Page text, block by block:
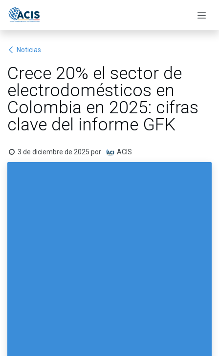
Noticias
Crece 20% el sector de
electrodomésticos en
Colombia en 2025: cifras
clave del informe GFK
3 de diciembre de 2025 por ACIS